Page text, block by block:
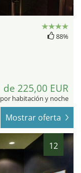
88%
de 225,00 EUR
por habitación y noche
Mostrar oferta
12